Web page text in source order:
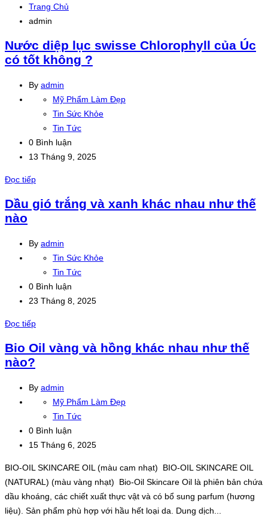
Trang Chủ
admin
Nước diệp lục swisse Chlorophyll của Úc
có tốt không ?
By admin
Mỹ Phẩm Làm Đẹp
Tin Sức Khỏe
Tin Tức
0 Bình luận
13 Tháng 9, 2025
Đọc tiếp
Dầu gió trắng và xanh khác nhau như thế
nào
By admin
Tin Sức Khỏe
Tin Tức
0 Bình luận
23 Tháng 8, 2025
Đọc tiếp
Bio Oil vàng và hồng khác nhau như thế
nào?
By admin
Mỹ Phẩm Làm Đẹp
Tin Tức
0 Bình luận
15 Tháng 6, 2025
BIO-OIL SKINCARE OIL (màu cam nhạt) BIO-OIL SKINCARE OIL
(NATURAL) (màu vàng nhạt) Bio-Oil Skincare Oil là phiên bản chứa
dầu khoáng, các chiết xuất thực vật và có bổ sung parfum (hương
liệu). Sản phẩm phù hợp với hầu hết loại da. Dung dịch...